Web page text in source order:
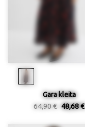
Gara kleita
64,90 € 48,68 €